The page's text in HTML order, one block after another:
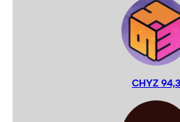
CHYZ 94,3